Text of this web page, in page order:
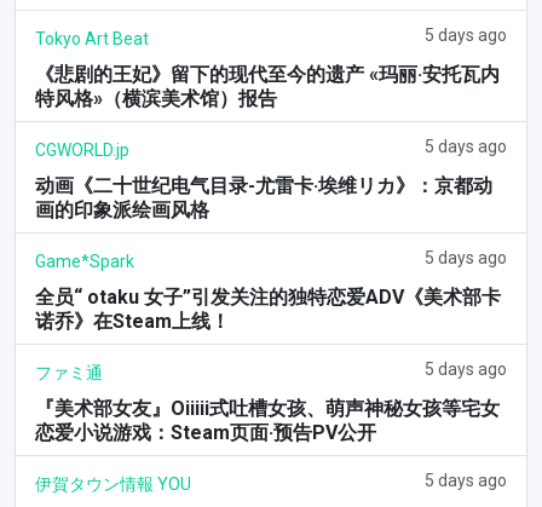
Tokyo Art Beat 5 days ago
《悲剧的王妃》留下的现代至今的遗产 «玛丽·安托瓦内
特风格»（横滨美术馆）报告
CGWORLD.jp 5 days ago
动画《二十世纪电气目录-尤雷卡·埃维リカ》：京都动
画的印象派绘画风格
Game*Spark 5 days ago
全员“ otaku 女子”引发关注的独特恋爱ADV《美术部卡
诺乔》在Steam上线！
ファミ通 5 days ago
『美术部女友』Oiiiii式吐槽女孩、萌声神秘女孩等宅女
恋爱小说游戏：Steam页面·预告PV公开
伊賀タウン情報 YOU 5 days ago